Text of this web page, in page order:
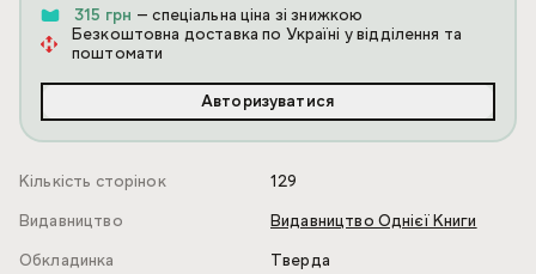
315 грн — спеціальна ціна зі знижкою
Безкоштовна доставка по Україні у відділення та
поштомати
Авторизуватися
Кількість сторінок
129
Видавництво
Видавництво Однієї Книги
Обкладинка
Тверда